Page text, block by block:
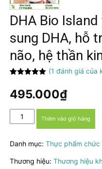
DHA Bio
sung DHA, hỗ
não, hệ thần
dựa trên
đánh giá
(1 đánh giá của
495.000₫
DHA
Bio
for
-
Thêm vào giỏ hàng
Danh mục: Thực phẩm chức
Thương hiệu: Thương hiệu